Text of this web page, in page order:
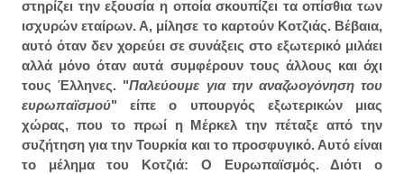
στηρίζει την εξουσία η οποία σκουπίζει τα οπίσθια των
ισχυρών εταίρων. Α, μίλησε το καρτούν Κοτζιάς. Βέβαια,
αυτό όταν δεν χορεύει σε συνάξεις στο εξωτερικό μιλάει
αλλά μόνο όταν αυτά συμφέρουν τους άλλους και όχι
τους Έλληνες. "Παλεύουμε για την αναζωογόνηση του
ευρωπαϊσμού" είπε ο υπουργός εξωτερικών μιας
χώρας, που το πρωί η Μέρκελ την πέταξε από την
συζήτηση για την Τουρκία και το προσφυγικό. Αυτό είναι
το μέλημα του Κοτζιά: Ο Ευρωπαϊσμός. Διότι ο